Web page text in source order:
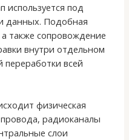
используется под
данных. Подобная
также сопровождение
внутри отдельном
переработки всей
физическая
радиоканалы
слои